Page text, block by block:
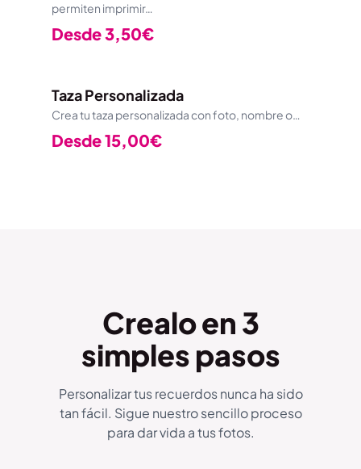
permiten imprimir…
Desde3,50€
Taza Personalizada
Crea tu taza personalizada con foto, nombre o…
Desde15,00€
Crealo en 3
simples pasos
Personalizar tus recuerdos nunca ha sido
tan fácil. Sigue nuestro sencillo proceso
para dar vida a tus fotos.